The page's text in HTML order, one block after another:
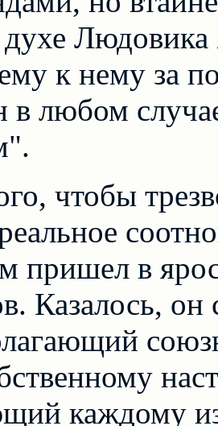
Людовика
к нему за
любом
чтобы
пришел в
Казалось, он
каждому